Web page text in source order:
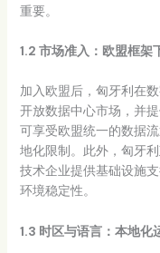
重要。
1.2 市场准入：欧盟框架
加入欧盟后，匈牙利在
开放数据中心市场，并
可享受欧盟统一的数据
地化限制。此外，匈牙
技术企业提供基础设施
环境稳定性。
1.3 时区与语言：本地化